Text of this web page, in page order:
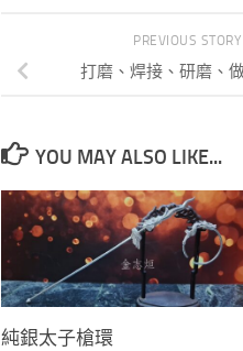
PREVIOUS STORY
打磨、焊接、研磨、
YOU MAY ALSO LIKE...
純銀太子槍環